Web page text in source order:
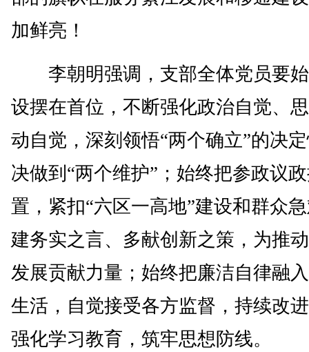
加鲜亮！
李朝明强调，支部全体党员要始
设摆在首位，不断强化政治自觉、
动自觉，深刻领悟“两个确立”的决
决做到“两个维护”；始终把参政议
置，紧扣“六区一高地”建设和群众
建务实之言、多献创新之策，为推
发展贡献力量；始终把廉洁自律融
生活，自觉接受各方监督，持续改
强化学习教育，筑牢思想防线。